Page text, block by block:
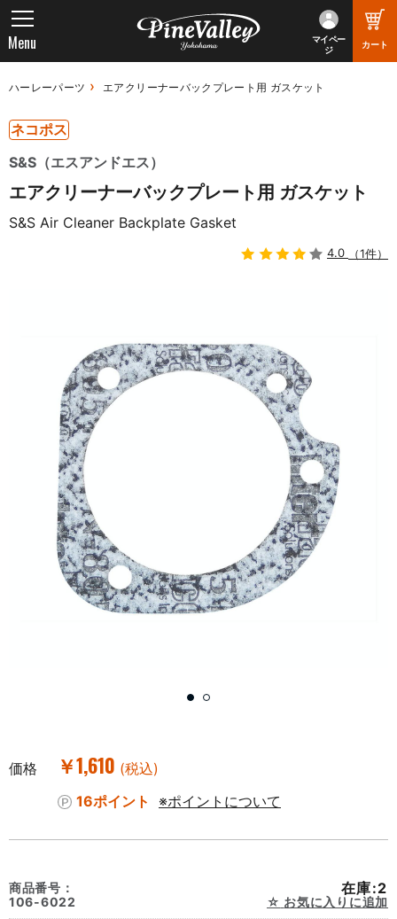
マイペー
ジ
カート
Menu
ハーレーパーツ エアクリーナーバックプレート用 ガスケット
ネコポス
S&S（エスアンドエス）
エアクリーナーバックプレート用 ガスケット
S&S Air Cleaner Backplate Gasket
4.0 （1件）
価格 ￥1,610 (税込)
16ポイント
※ポイントについて
商品番号：
106-6022
在庫:2
お気に入りに追加